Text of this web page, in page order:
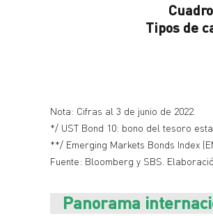
Tipos de
Nota: Cifras al 3 de junio de 2022.
*/ UST Bond 10: bono del tesoro
**/ Emerging Markets Bonds Index
Fuente: Bloomberg y SBS.
Panorama